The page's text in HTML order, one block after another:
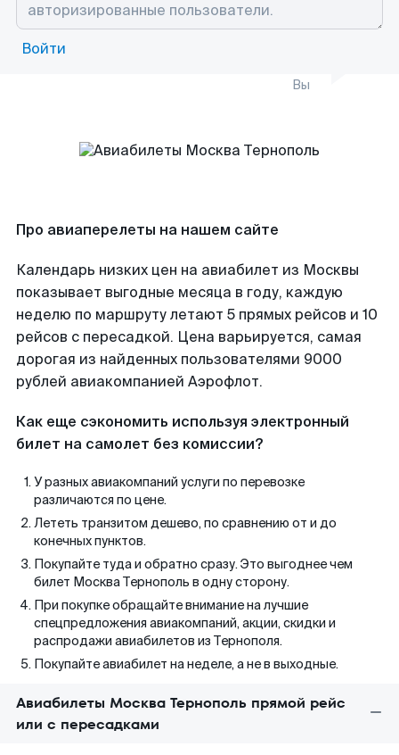
Войти
Вы
Про авиаперелеты на нашем сайте
Календарь низких цен на авиабилет из Москвы
показывает выгодные месяца в году, каждую
неделю по маршруту летают 5 прямых рейсов и 10
рейсов с пересадкой. Цена варьируется, самая
дорогая из найденных пользователями 9000
рублей авиакомпанией Аэрофлот.
Как еще сэкономить используя электронный
билет на самолет без комиссии?
У разных авиакомпаний услуги по перевозке
различаются по цене.
Лететь транзитом дешево, по сравнению от и до
конечных пунктов.
Покупайте туда и обратно сразу. Это выгоднее чем
билет Москва Тернополь в одну сторону.
При покупке обращайте внимание на лучшие
спецпредложения авиакомпаний, акции, скидки и
распродажи авиабилетов из Тернополя.
Покупайте авиабилет на неделе, а не в выходные.
Авиабилеты Москва Тернополь прямой рейс
или с пересадками